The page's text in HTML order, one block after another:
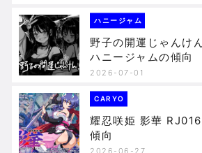
ハニージャム
野子の開運じゃんけ
ハニージャムの傾向
2026-07-01
CARYO
耀忍咲姫 影華
傾向
2026-06-27